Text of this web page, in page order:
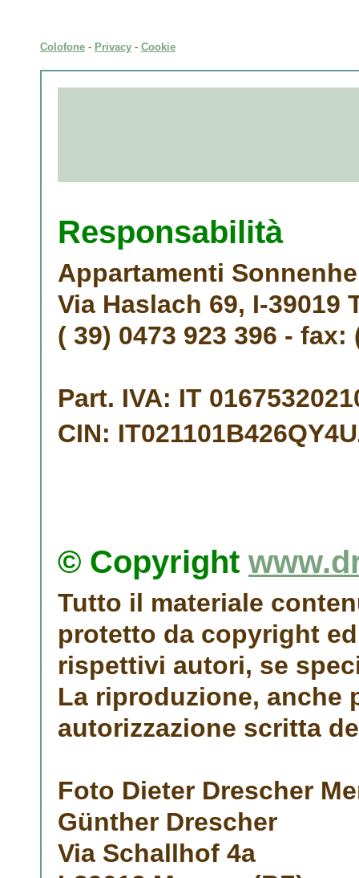
Colofone - Privacy - Cookie
Responsabilità
Appartamenti
Via Haslach 69, I-39019
( 39) 0473 923 396 -
Part. IVA: IT
CIN:
© Copyright
Tutto il materiale
protetto da copyright
rispettivi autori, se
La riproduzione, anche
autorizzazione scritta
Foto Dieter Drescher
Günther Drescher
Via Schallhof 4a